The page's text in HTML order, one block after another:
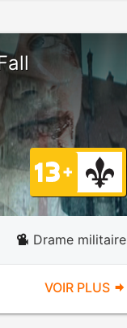
Drame militaire
VOIR PLUS